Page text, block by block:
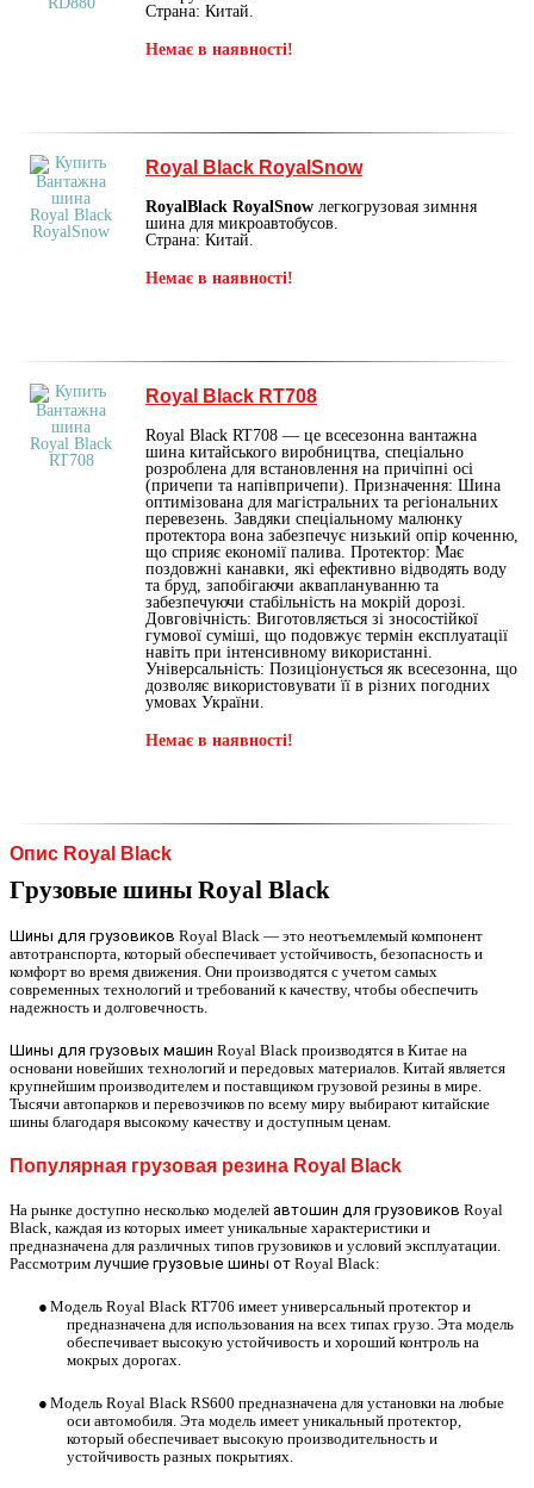
Страна: Китай.
Немає в наявності!
Royal Black RoyalSnow
RoyalBlack RoyalSnow легкогрузовая зимння
шина для микроавтобусов.
Страна: Китай.
Немає в наявності!
Royal Black RT708
Royal Black RT708 — це всесезонна вантажна
шина китайського виробництва, спеціально
розроблена для встановлення на причіпні осі
(причепи та напівпричепи). Призначення: Шина
оптимізована для магістральних та регіональних
перевезень. Завдяки спеціальному малюнку
протектора вона забезпечує низький опір коченню,
що сприяє економії палива. Протектор: Має
поздовжні канавки, які ефективно відводять воду
та бруд, запобігаючи акваплануванню та
забезпечуючи стабільність на мокрій дорозі.
Довговічність: Виготовляється зі зносостійкої
гумової суміші, що подовжує термін експлуатації
навіть при інтенсивному використанні.
Універсальність: Позиціонується як всесезонна, що
дозволяє використовувати її в різних погодних
умовах України.
Немає в наявності!
Опис Royal Black
Грузовые шины Royal Black
Шины для грузовиков Royal Black — это неотъемлемый компонент
автотранспорта, который обеспечивает устойчивость, безопасность и
комфорт во время движения. Они производятся с учетом самых
современных технологий и требований к качеству, чтобы обеспечить
надежность и долговечность.
Шины для грузовых машин Royal Black производятся в Китае на
основани новейших технологий и передовых материалов. Китай является
крупнейшим производителем и поставщиком грузовой резины в мире.
Тысячи автопарков и перевозчиков по всему миру выбирают китайские
шины благодаря высокому качеству и доступным ценам.
Популярная грузовая резина Royal Black
На рынке доступно несколько моделей автошин для грузовиков Royal
Black, каждая из которых имеет уникальные характеристики и
предназначена для различных типов грузовиков и условий эксплуатации.
Рассмотрим лучшие грузовые шины от Royal Black:
● Модель Royal Black RT706 имеет универсальный протектор и
предназначена для использования на всех типах грузо. Эта модель
обеспечивает высокую устойчивость и хороший контроль на
мокрых дорогах.
● Модель Royal Black RS600 предназначена для установки на любые
оси автомобиля. Эта модель имеет уникальный протектор,
который обеспечивает высокую производительность и
устойчивость разных покрытиях.